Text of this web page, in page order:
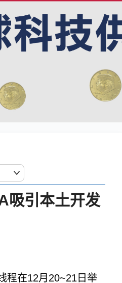
吸引本土开发
程在12月20~21日举